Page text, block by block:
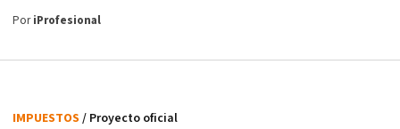
PoriProfesional
IMPUESTOS / Proyecto oficial